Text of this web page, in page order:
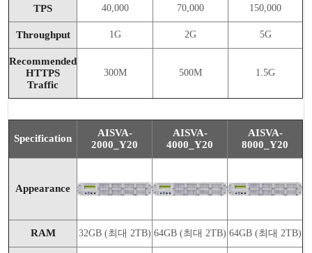
TPS 40,000 70,000 150,000
Throughput 1G 2G 5G
Recommended
HTTPS
Traffic
300M 500M 1.5G
Specification
AISVA-
2000_Y20
AISVA-
4000_Y20
AISVA-
8000_Y20
Appearance
RAM 32GB (최대 2TB) 64GB (최대 2TB) 64GB (최대 2TB)